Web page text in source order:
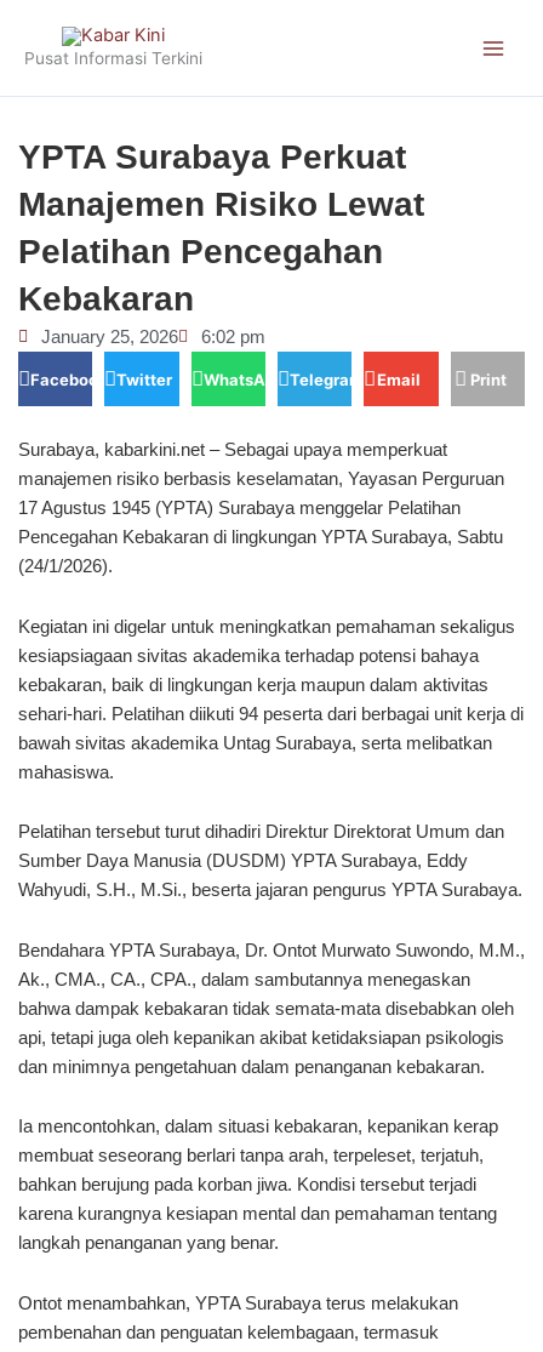
content
Pusat Informasi Terkini
YPTA Surabaya Perkuat
Manajemen Risiko Lewat
Pelatihan Pencegahan
Kebakaran
January 25, 2026 6:02 pm
Facebook Twitter WhatsApp Telegram Email Print
Surabaya, kabarkini.net – Sebagai upaya memperkuat
manajemen risiko berbasis keselamatan, Yayasan Perguruan
17 Agustus 1945 (YPTA) Surabaya menggelar Pelatihan
Pencegahan Kebakaran di lingkungan YPTA Surabaya, Sabtu
(24/1/2026).
Kegiatan ini digelar untuk meningkatkan pemahaman sekaligus
kesiapsiagaan sivitas akademika terhadap potensi bahaya
kebakaran, baik di lingkungan kerja maupun dalam aktivitas
sehari-hari. Pelatihan diikuti 94 peserta dari berbagai unit kerja di
bawah sivitas akademika Untag Surabaya, serta melibatkan
mahasiswa.
Pelatihan tersebut turut dihadiri Direktur Direktorat Umum dan
Sumber Daya Manusia (DUSDM) YPTA Surabaya, Eddy
Wahyudi, S.H., M.Si., beserta jajaran pengurus YPTA Surabaya.
Bendahara YPTA Surabaya, Dr. Ontot Murwato Suwondo, M.M.,
Ak., CMA., CA., CPA., dalam sambutannya menegaskan
bahwa dampak kebakaran tidak semata-mata disebabkan oleh
api, tetapi juga oleh kepanikan akibat ketidaksiapan psikologis
dan minimnya pengetahuan dalam penanganan kebakaran.
Ia mencontohkan, dalam situasi kebakaran, kepanikan kerap
membuat seseorang berlari tanpa arah, terpeleset, terjatuh,
bahkan berujung pada korban jiwa. Kondisi tersebut terjadi
karena kurangnya kesiapan mental dan pemahaman tentang
langkah penanganan yang benar.
Ontot menambahkan, YPTA Surabaya terus melakukan
pembenahan dan penguatan kelembagaan, termasuk